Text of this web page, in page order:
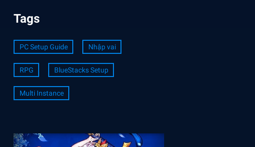
Tags
PC Setup Guide Nhập vai
RPG BlueStacks Setup
Multi Instance